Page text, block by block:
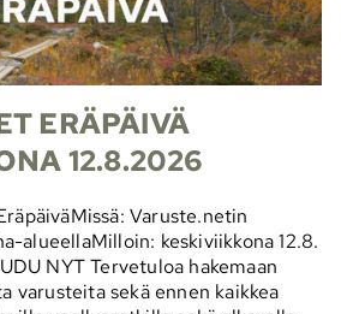
ERÄPÄIVÄ
12.8.2026
Varuste.netin
alueellaMilloin: keskiviikkona 12.8.
NYT Tervetuloa hakemaan
varusteita sekä ennen kaikkea